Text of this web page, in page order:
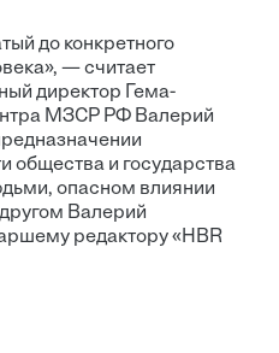
до конкретного
— считает
директор Гема­
МЗСР РФ Валерий
общества и государства
опасном влиянии
Валерий
редактору «HBR